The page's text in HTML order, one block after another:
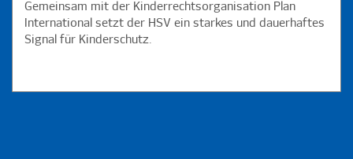
Gemeinsam mit der Kinderrechtsorganisation Plan
International setzt der HSV ein starkes und dauerhaftes
Signal für Kinderschutz.